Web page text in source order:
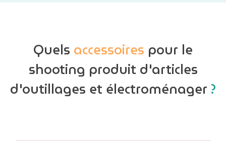
Quels accessoires pour le
shooting produit d'articles
d'outillages et électroménager ?